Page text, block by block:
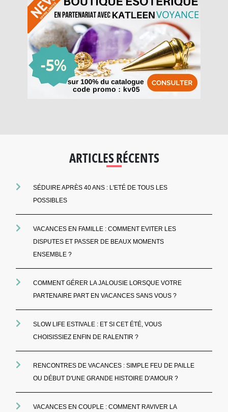
ARTICLES RÉCENTS
SÉDUIRE APRÈS 40 ANS : L'ETÉ DE TOUS LES
POSSIBLES
VACANCES EN FAMILLE : COMMENT EVITER LES
DISPUTES ET PASSER DE BEAUX MOMENTS
ENSEMBLE ?
COMMENT GÉRER LA JALOUSIE LORSQUE VOTRE
PARTENAIRE PART EN VACANCES SANS VOUS ?
SLOW LIFE ESTIVALE : ET SI CET ÉTÉ, VOUS
CHOISISSIEZ ENFIN DE RALENTIR ?
RENCONTRES DE VACANCES : SIMPLE FEU DE PAILLE
OU DÉBUT D'UNE GRANDE HISTOIRE D'AMOUR ?
VACANCES EN COUPLE : COMMENT RAVIVER LA